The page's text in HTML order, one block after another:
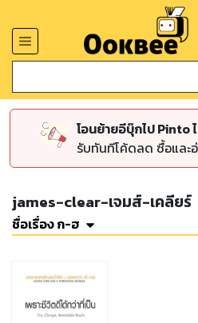
โอนย้ายอีบุ๊กไป Pinto
รับทันทีโค้ดลด ซื้อและ
james-clear-เจมส์-เคลียร์
ชื่อเรื่อง ก-ฮ